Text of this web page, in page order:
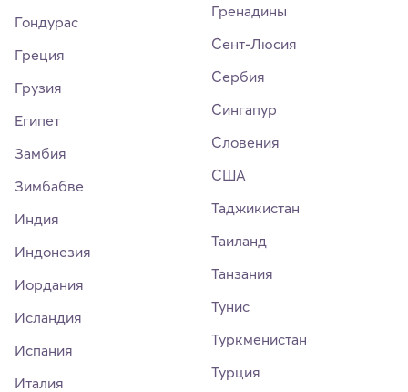
Гондурас
Греция
Грузия
Египет
Замбия
Зимбабве
Индия
Индонезия
Иордания
Исландия
Испания
Италия
Гренадины
Сент-Люсия
Сербия
Сингапур
Словения
США
Таджикистан
Таиланд
Танзания
Тунис
Туркменистан
Турция